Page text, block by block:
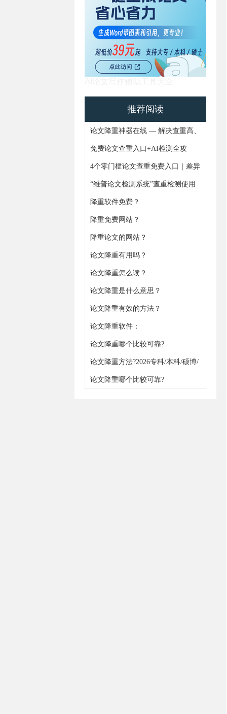
推荐阅读
论文降重神器在线 — 解决查重高、
AIGC痕迹难题，4步搞定论文重复
率
免费论文查重入口+AI检测全攻
略！避坑指南+实操技巧一次更齐
4个零门槛论文查重免费入口｜差异
化功能+论文AIGC免费检测全解析
“维普论文检测系统”查重检测使用
通知
降重软件免费？
降重免费网站？
https://www.gxjiangchong.com/lwgaixie/
降重论文的网站？
论文降重有用吗？
论文降重怎么读？
论文降重是什么意思？
论文降重有效的方法？
论文降重软件：
https://www.gxjiangchong.com/jiangchong/
论文降重哪个比较可靠?
论文降重方法?2026专科/本科/硕博/
职称通用
论文降重哪个比较可靠?